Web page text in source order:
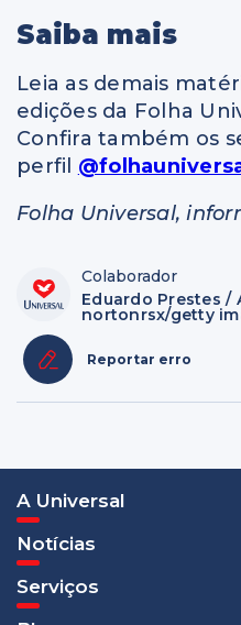
Saiba mais
Leia as demais
edições da Folha
Confira também os
perfil
Folha Universal,
Colaborador
Eduardo Prestes /
nortonrsx/getty
Reportar erro
A Universal
Notícias
Serviços